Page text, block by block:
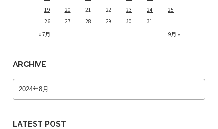
« 7月 9月 »
19
20 21 22 23 24
25
26
27 28 29 30 31
ARCHIVE
LATEST POST